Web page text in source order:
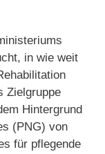
in wie weit
Zielgruppe
Hintergrund
(PNG) von
für pflegende